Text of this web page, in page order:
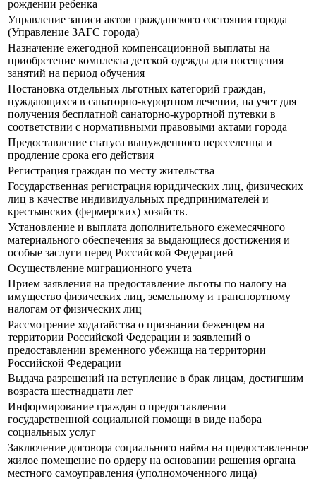
рождении ребенка
Управление записи актов гражданского состояния города
(Управление ЗАГС города)
Назначение ежегодной компенсационной выплаты на
приобретение комплекта детской одежды для посещения
занятий на период обучения
Постановка отдельных льготных категорий граждан,
нуждающихся в санаторно-курортном лечении, на учет для
получения бесплатной санаторно-курортной путевки в
соответствии с нормативными правовыми актами города
Предоставление статуса вынужденного переселенца и
продление срока его действия
Регистрация граждан по месту жительства
Государственная регистрация юридических лиц, физических
лиц в качестве индивидуальных предпринимателей и
крестьянских (фермерских) хозяйств.
Установление и выплата дополнительного ежемесячного
материального обеспечения за выдающиеся достижения и
особые заслуги перед Российской Федерацией
Осуществление миграционного учета
Прием заявления на предоставление льготы по налогу на
имущество физических лиц, земельному и транспортному
налогам от физических лиц
Рассмотрение ходатайства о признании беженцем на
территории Российской Федерации и заявлений о
предоставлении временного убежища на территории
Российской Федерации
Выдача разрешений на вступление в брак лицам, достигшим
возраста шестнадцати лет
Информирование граждан о предоставлении
государственной социальной помощи в виде набора
социальных услуг
Заключение договора социального найма на предоставленное
жилое помещение по ордеру на основании решения органа
местного самоуправления (уполномоченного лица)